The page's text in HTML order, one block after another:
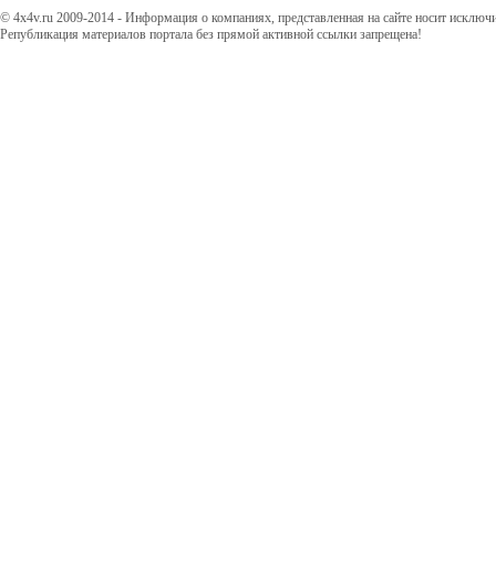
© 4x4v.ru 2009-2014 - Информация о компаниях, представленная на сайте носит
Републикация материалов портала без прямой активной ссылки запрещена!